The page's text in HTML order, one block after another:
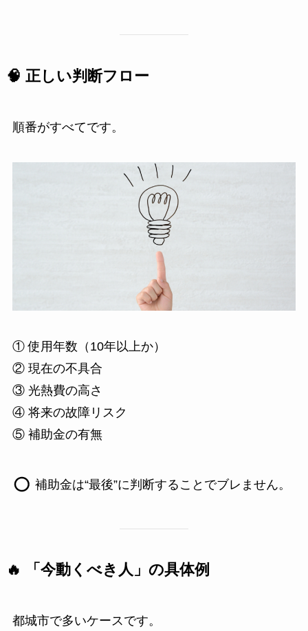
🧠 正しい判断フロー
順番がすべてです。
① 使用年数（10年以上か）
② 現在の不具合
③ 光熱費の高さ
④ 将来の故障リスク
⑤ 補助金の有無
補助金は“最後”に判断することでブレません。
🔥 「今動くべき人」の具体例
都城市で多いケースです。